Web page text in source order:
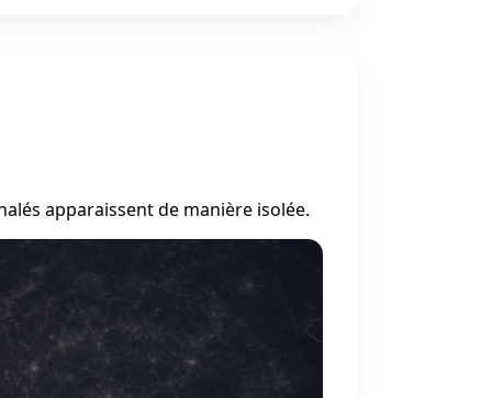
apparaissent de manière isolée.